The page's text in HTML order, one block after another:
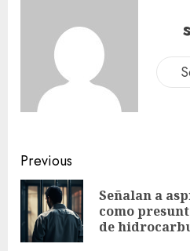
Previous
Señalan a
como
de